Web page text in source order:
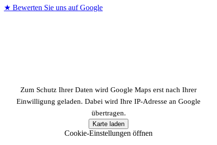
★ Bewerten Sie uns auf Google
Zum Schutz Ihrer Daten wird Google Maps erst nach Ihrer
Einwilligung geladen. Dabei wird Ihre IP-Adresse an Google
übertragen.
Karte laden
Cookie-Einstellungen öffnen